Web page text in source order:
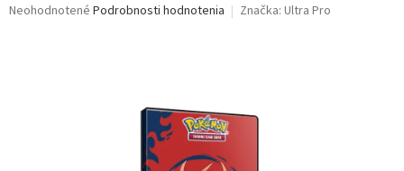
Priemerné
Neohodnotené Podrobnosti hodnotenia Značka: Ultra Pro